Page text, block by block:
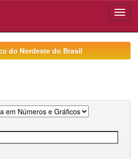
do Nordeste do Brasil